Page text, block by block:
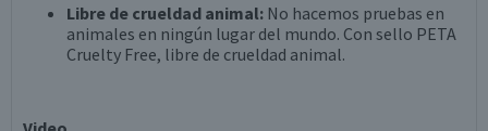
Libre de crueldad animal: No hacemos pruebas en
animales en ningún lugar del mundo. Con sello PETA
Cruelty Free, libre de crueldad animal.